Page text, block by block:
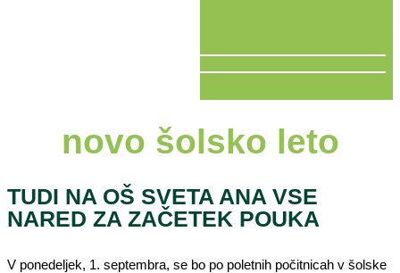
novo šolsko leto
TUDI NA OŠ SVETA ANA VSE
NARED ZA ZAČETEK POUKA
V ponedeljek, 1. septembra, se bo po poletnih počitnicah v šolske